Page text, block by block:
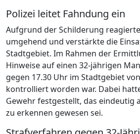
Polizei leitet Fahndung ein
Aufgrund der Schilderung
umgehend und verstärkte die
Stadtgebiet. Im Rahmen der
Hinweise auf einen 32-jährigen
gegen 17.30 Uhr im Stadtgebiet
kontrolliert worden war. Dabei
Gewehr festgestellt, das eindeutig
zu erkennen gewesen sei.